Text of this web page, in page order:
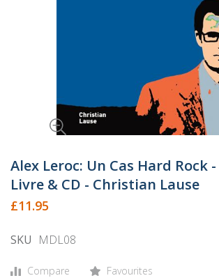
to
the
beginning
of
images
Alex Leroc: Un Cas Hard Rock -
Livre & CD - Christian Lause
£11.95
SKU MDL08
Compare Favourites